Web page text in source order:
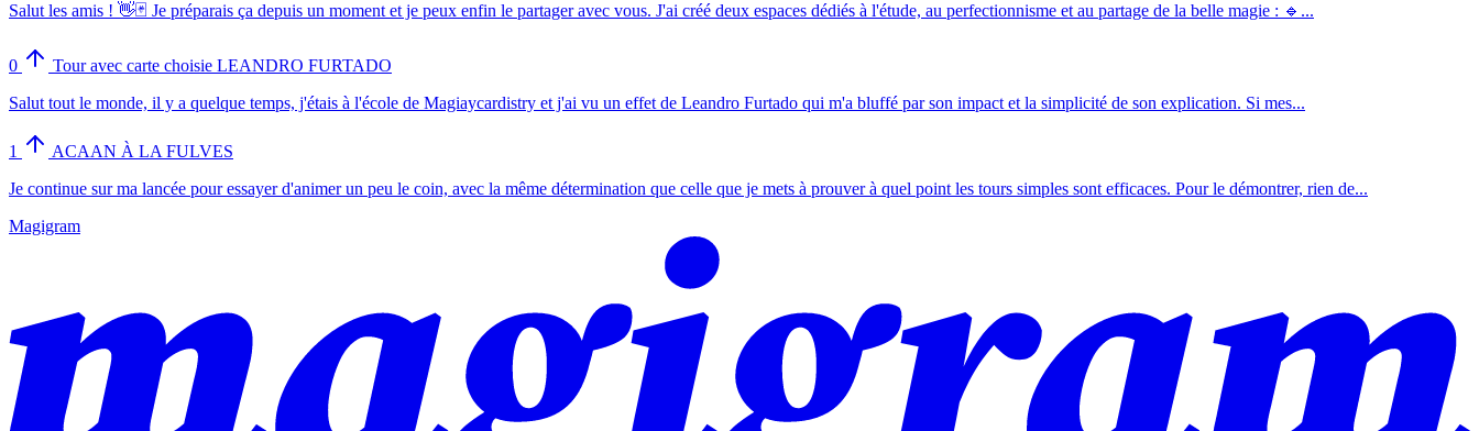
Salut les amis ! 👋🃏 Je préparais ça depuis un moment et je peux enfin le partager avec vous. J'ai créé deux espaces dédiés à l'étude, au perfectionnisme et au partage de la belle magie : 🔹...
0
Tour avec carte choisie LEANDRO FURTADO
Salut tout le monde, il y a quelque temps, j'étais à l'école de Magiaycardistry et j'ai vu un effet de Leandro Furtado qui m'a bluffé par son impact et la simplicité de son explication. Si mes...
1
ACAAN À LA FULVES
Je continue sur ma lancée pour essayer d'animer un peu le coin, avec la même détermination que celle que je mets à prouver à quel point les tours simples sont efficaces. Pour le démontrer, rien de...
Magigram